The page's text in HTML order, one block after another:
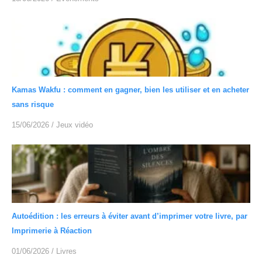
Kamas Wakfu : comment en gagner, bien les utiliser et en acheter
sans risque
15/06/2026 / Jeux vidéo
Autoédition : les erreurs à éviter avant d’imprimer votre livre, par
Imprimerie à Réaction
01/06/2026 / Livres